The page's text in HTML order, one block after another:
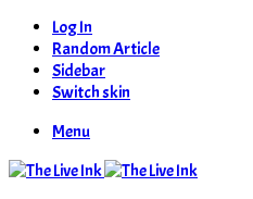
Log In
Random Article
Sidebar
Switch skin
Menu